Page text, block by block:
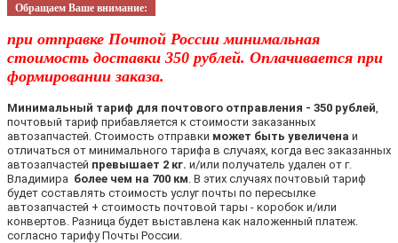
Обращаем Ваше внимание:
при отправке Почтой России минимальная
стоимость доставки 350 рублей. Оплачивается при
формировании заказа.
Минимальный тариф для почтового отправления - 350 рублей
почтовый тариф прибавляется к стоимости заказанных
автозапчастей. Стоимость отправки может быть увеличена и
отличаться от минимального тарифа в случаях, когда вес заказанных
автозапчастей превышает 2 кг. и/или получатель удален от г.
Владимира более чем на 700 км . В этих случаях почтовый тариф
будет составлять стоимость услуг почты по пересылке
автозапчастей + стоимость почтовой тары - коробок и/или
конвертов. Разница будет выставлена как наложенный платеж.
согласно тарифу Почты России.